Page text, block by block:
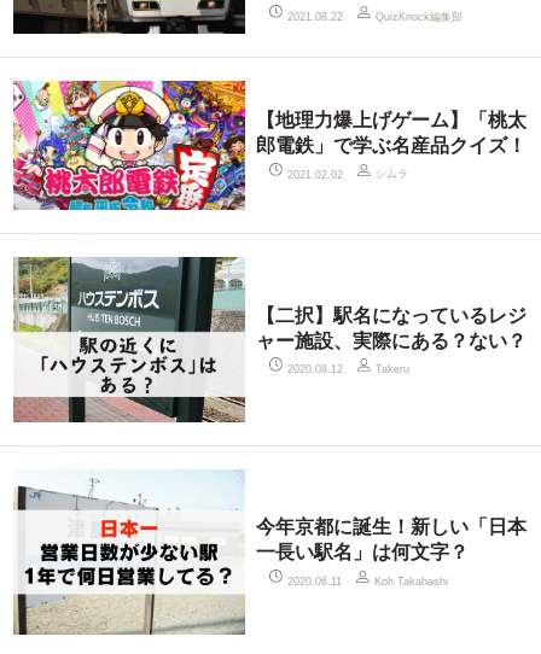
2021.08.22 QuizKnock編集部
【地理力爆上げゲーム】「桃太
郎電鉄」で学ぶ名産品クイズ！
2021.02.02 シムラ
【二択】駅名になっているレジ
ャー施設、実際にある？ない？
2020.08.12 Takeru
今年京都に誕生！新しい「日本
一長い駅名」は何文字？
2020.06.11 Koh Takahashi